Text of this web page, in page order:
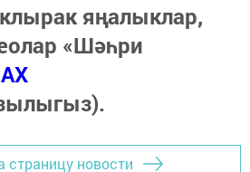
яңалыклар,
«Шәһри
страницу новости